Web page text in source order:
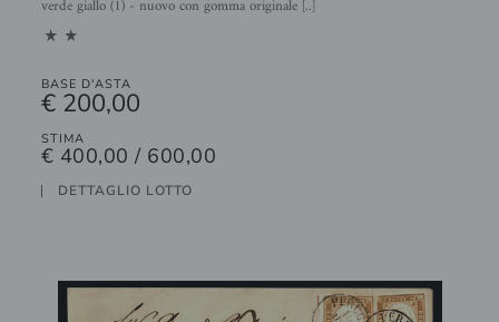
verde giallo (1) - nuovo con gomma originale [..]
11
BASE D'ASTA
€ 200,00
STIMA
€ 400,00 / 600,00
DETTAGLIO LOTTO